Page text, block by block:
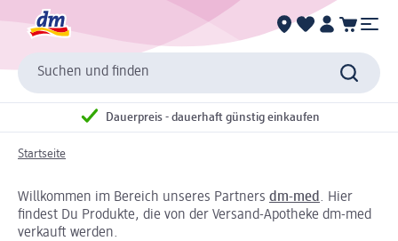
Suchen und finden
Dauerpreis - dauerhaft günstig einkaufen
Startseite
Willkommen im Bereich unseres Partners dm-med . Hier
findest Du Produkte, die von der Versand-Apotheke dm-med
verkauft werden.